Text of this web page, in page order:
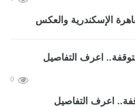
الإسكندرية والعكس
0
اعرف التفاصيل